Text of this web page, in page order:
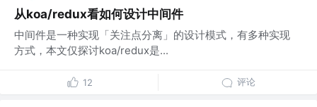
从koa/redux看如何设计中间件
中间件是一种实现「关注点分离」的设计模式，有多种实现
方式，本文仅探讨koa/redux是...
12 评论